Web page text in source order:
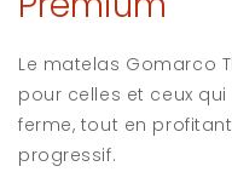
Le matelas Gomarco
pour celles et ceux
ferme, tout en
progressif.